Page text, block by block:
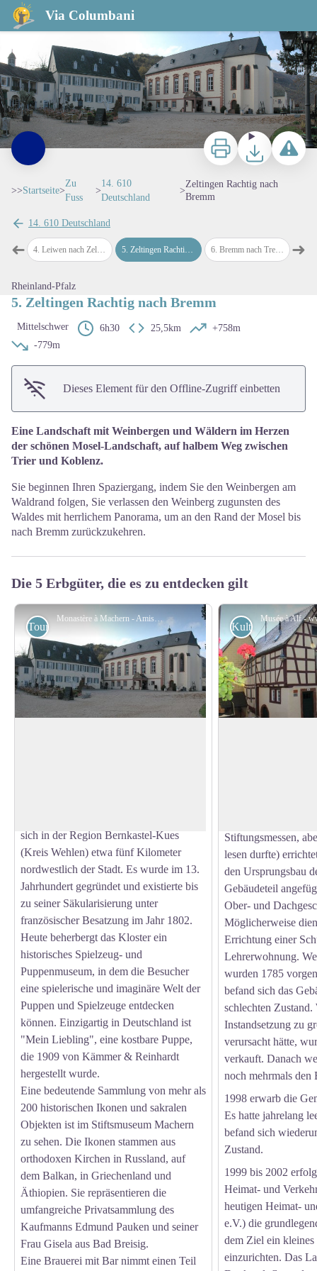
Via Columbani
Zeltingen Rachtig nach Bremm
Abbaye de Machtern - Amis de saint Colomban
Zu druckenHerunterladen
Ein
>>Startseite>
Zu
Fuss
>
14. 610
Deutschland
>
Zeltingen Rachtig nach
Bremm
14. 610 Deutschland
➜map.drawer.prev
4. Leiwen nach Zeltingen Rachtig 5.Zeltingen Rachtig nach Bremm 6. Bremm nach Treis-Karden 7.
➜
Rheinland-Pfalz
5. Zeltingen Rachtig nach Bremm
Mittelschwer 6h30 25,5km
+758m
-779m
Dieses Element für den Offline-Zugriff einbetten
Eine Landschaft mit Weinbergen und Wäldern im Herzen
der schönen Mosel-Landschaft, auf halbem Weg zwischen
Trier und Koblenz.
Sie beginnen Ihren Spaziergang, indem Sie den Weinbergen am
Waldrand folgen, Sie verlassen den Weinberg zugunsten des
Waldes mit herrlichem Panorama, um an den Rand der Mosel bis
nach Bremm zurückzukehren.
Die 5 Erbgüter, die es zu entdecken gilt
Monastère à Machern - Amis saint Colomban
Touristisch
sich in der Region Bernkastel-Kues
(Kreis Wehlen) etwa fünf Kilometer
nordwestlich der Stadt. Es wurde im 13.
Jahrhundert gegründet und existierte bis
zu seiner Säkularisierung unter
französischer Besatzung im Jahr 1802.
Heute beherbergt das Kloster ein
historisches Spielzeug- und
Puppenmuseum, in dem die Besucher
eine spielerische und imaginäre Welt der
Puppen und Spielzeuge entdecken
können. Einzigartig in Deutschland ist
"Mein Liebling", eine kostbare Puppe,
die 1909 von Kämmer & Reinhardt
hergestellt wurde.
Eine bedeutende Sammlung von mehr als
200 historischen Ikonen und sakralen
Objekten ist im Stiftsmuseum Machern
zu sehen. Die Ikonen stammen aus
orthodoxen Kirchen in Russland, auf
dem Balkan, in Griechenland und
Äthiopien. Sie repräsentieren die
umfangreiche Privatsammlung des
Kaufmanns Edmund Pauken und seiner
Frau Gisela aus Bad Breisig.
Eine Brauerei mit Bar nimmt einen Teil
Kulturell
Stiftungsmessen,
lesen durfte)
den Ursprungsbau
Gebäudeteil
Ober- und
Möglicherweise
Errichtung einer
Lehrerwohnung.
wurden 1785
befand sich das
schlechten Zustand.
Instandsetzung zu
verursacht hätte,
verkauft. Danach
noch mehrmals den
1998 erwarb die
Es hatte jahrelang
befand sich
Zustand.
1999 bis 2002
Heimat- und
heutigen Heimat-
e.V.) die
dem Ziel ein
einzurichten. Das